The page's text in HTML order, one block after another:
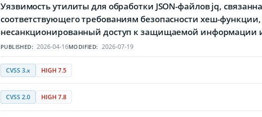
Уязвимость утилиты для обработки JSON-файлов jq,
соответствующего требованиям безопасности хеш-
несанкционированный доступ к защищаемой информации
PUBLISHED: 2026-04-16MODIFIED: 2026-07-19
CVSS 3.x HIGH 7.5
CVSS 2.0 HIGH 7.8